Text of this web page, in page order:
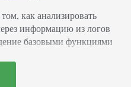
как анализировать
информацию из логов
базовыми функциями
вы гораздо больше
стандартных программ-